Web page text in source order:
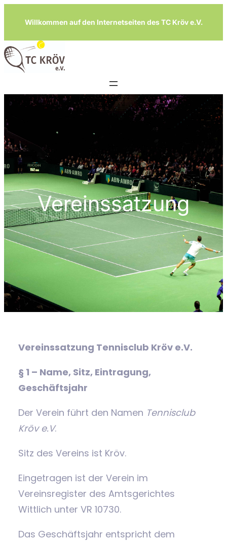
Inhalt
springen
Willkommen auf den Internetseiten des TC Kröv e.V.
Vereinssatzung
Vereinssatzung Tennisclub Kröv e.V.
§ 1 – Name, Sitz, Eintragung,
Geschäftsjahr
Der Verein führt den Namen Tennisclub
Kröv e.V.
Sitz des Vereins ist Kröv.
Eingetragen ist der Verein im
Vereinsregister des Amtsgerichtes
Wittlich unter VR 10730.
Das Geschäftsjahr entspricht dem